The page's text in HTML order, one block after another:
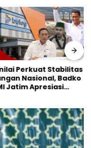
Perkuat Stabilitas
Nasional, Badko
Jatim Apresiasi